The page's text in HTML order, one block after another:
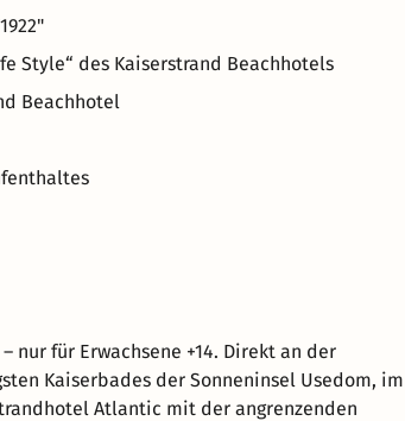
Style“ des Kaiserstrand Beachhotels
Beachhotel
nur für Erwachsene +14. Direkt an der
Kaiserbades der Sonneninsel Usedom, im
Atlantic mit der angrenzenden